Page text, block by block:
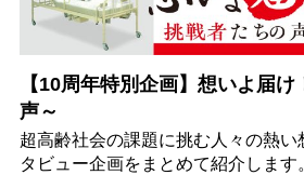
【10周年特別企画】想いよ届
声～
超高齢社会の課題に挑む人々の熱い
タビュー企画をまとめて紹介します